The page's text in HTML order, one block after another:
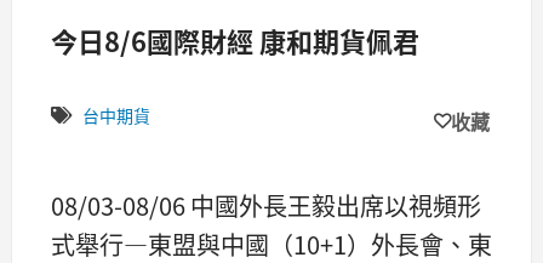
今日8/6國際財經 康和期貨佩君
台中期貨 收藏
08/03-08/06 中國外長王毅出席以視頻形
式舉行—東盟與中國（10+1）外長會、東